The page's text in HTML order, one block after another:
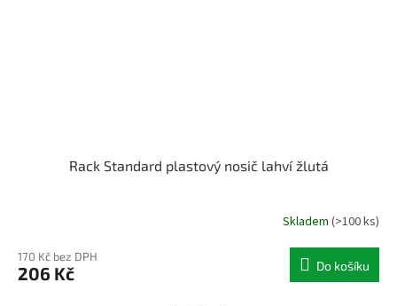
Rack Standard plastový nosič lahví žlutá
Skladem (>100 ks)
170 Kč bez DPH
206 Kč Do košíku